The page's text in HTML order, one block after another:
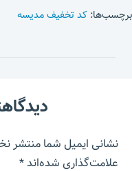
برچسب‌ها: کد تخفیف مدیسه
نشانی ایمیل شما منتشر
علامت‌گذاری شده‌اند*